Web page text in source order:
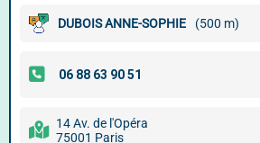
DUBOIS ANNE-SOPHIE (500 m)
14 Av. de l'Opéra
75001 Paris